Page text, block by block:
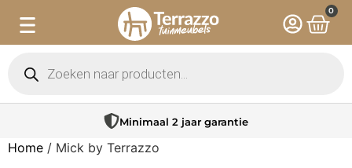
0
Minimaal 2 jaar garantie
Home / Mick by Terrazzo